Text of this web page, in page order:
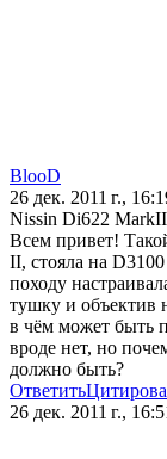
BlooD
26 дек. 2011 г.,
Nissin Di622
Всем привет!
II, стояла на
походу
тушку и объектив
в чём может быть
вроде нет, но
должно быть?
Ответить
26 дек. 2011 г.,